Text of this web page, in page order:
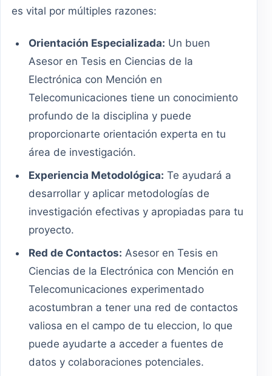
es vital por múltiples razones:
Orientación Especializada: Un buen
Asesor en Tesis en Ciencias de la
Electrónica con Mención en
Telecomunicaciones tiene un conocimiento
profundo de la disciplina y puede
proporcionarte orientación experta en tu
área de investigación.
Experiencia Metodológica: Te ayudará a
desarrollar y aplicar metodologías de
investigación efectivas y apropiadas para tu
proyecto.
Red de Contactos: Asesor en Tesis en
Ciencias de la Electrónica con Mención en
Telecomunicaciones experimentado
acostumbran a tener una red de contactos
valiosa en el campo de tu eleccion, lo que
puede ayudarte a acceder a fuentes de
datos y colaboraciones potenciales.